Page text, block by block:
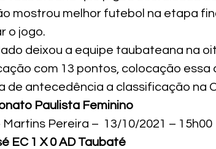
mostrou melhor futebol na etapa
o jogo.
deixou a equipe taubateana na
com 13 pontos, colocação essa
de antecedência a classificação na
Paulista Feminino
Pereira –  13/10/2021 – 15h00
EC 1 X 0 AD Taubaté